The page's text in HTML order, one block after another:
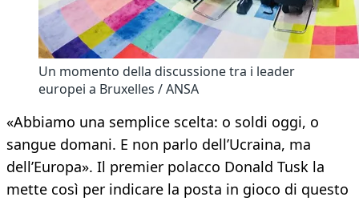
Un momento della discussione tra i leader
europei a Bruxelles / ANSA
«Abbiamo una semplice scelta: o soldi oggi, o
sangue domani. E non parlo dell’Ucraina, ma
dell’Europa». Il premier polacco Donald Tusk la
mette così per indicare la posta in gioco di questo